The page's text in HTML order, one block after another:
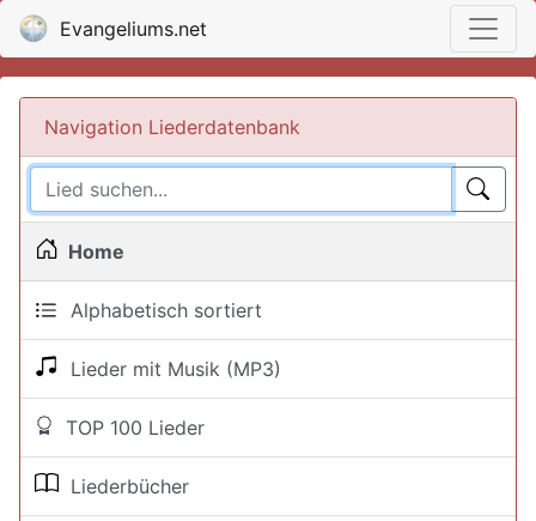
Evangeliums.net
Navigation Liederdatenbank
Home
Alphabetisch sortiert
Lieder mit Musik (MP3)
TOP 100 Lieder
Liederbücher